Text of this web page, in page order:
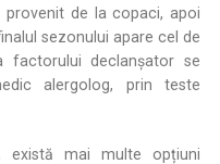
de la copaci, apoi
sezonului apare cel de
factorului declanșator se
alergolog, prin teste
există mai multe opțiuni